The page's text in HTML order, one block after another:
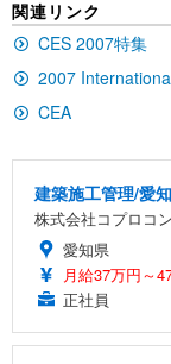
ュ
￥
ワ
レス
ョン
￥
レ
￥
イト
￥
フ
￥
【整
応
￥
x2
￥
り
￥
￥
関連リンク
CES 2007特集
2007
CEA
建築施工管理/愛
株式会社コプロコ
愛知県
月給37万円～
正社員